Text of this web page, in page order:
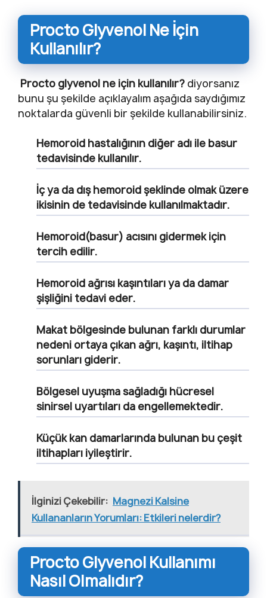
Procto Glyvenol Ne İçin
Kullanılır?
Procto glyvenol ne için kullanılır? diyorsanız
bunu şu şekilde açıklayalım aşağıda saydığımız
noktalarda güvenli bir şekilde kullanabilirsiniz.
Hemoroid hastalığının diğer adı ile basur
tedavisinde kullanılır.
İç ya da dış hemoroid şeklinde olmak üzere
ikisinin de tedavisinde kullanılmaktadır.
Hemoroid(basur) acısını gidermek için
tercih edilir.
Hemoroid ağrısı kaşıntıları ya da damar
şişliğini tedavi eder.
Makat bölgesinde bulunan farklı durumlar
nedeni ortaya çıkan ağrı, kaşıntı, iltihap
sorunları giderir.
Bölgesel uyuşma sağladığı hücresel
sinirsel uyartıları da engellemektedir.
Küçük kan damarlarında bulunan bu çeşit
iltihapları iyileştirir.
İlginizi Çekebilir: Magnezi Kalsine
Kullananların Yorumları: Etkileri nelerdir?
Procto Glyvenol Kullanımı
Nasıl Olmalıdır?